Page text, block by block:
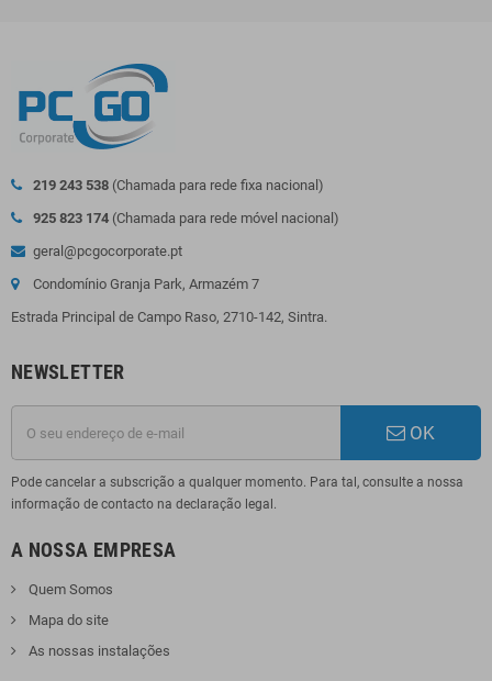
219 243 538 (Chamada para rede fixa nacional)
925 823 174 (Chamada para rede móvel nacional)
geral@pcgocorporate.pt
Condomínio Granja Park, Armazém 7
Estrada Principal de Campo Raso, 2710-142, Sintra.
NEWSLETTER
OK
Pode cancelar a subscrição a qualquer momento. Para tal, consulte a nossa
informação de contacto na declaração legal.
A NOSSA EMPRESA
Quem Somos
Mapa do site
As nossas instalações